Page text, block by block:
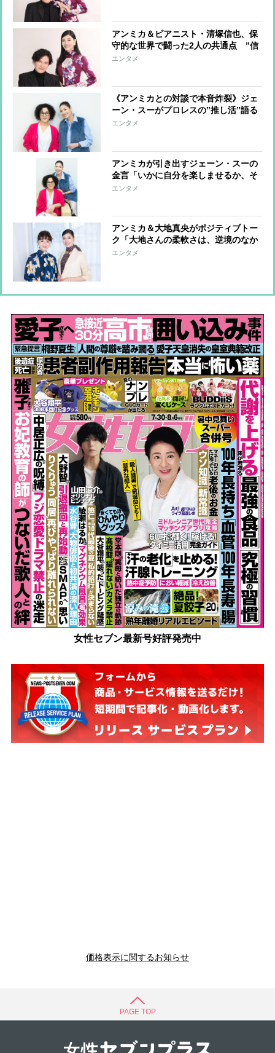
アンミカ＆ピアニスト・清塚信也、保
守的な世界で闘った2人の共通点 ”信
じる道を貫き、その世界の常識を変え
エンタメ
《アンミカとの対談で本音炸裂》ジェ
ーン・スーがプロレスの”推し活”語る
「人間って一生懸命になるのをこんな
エンタメ
アンミカが引き出すジェーン・スーの
金言「いかに自分を楽しませるか、そ
れが人生のテーマ」「昔もいまも夢は
エンタメ
アンミカ＆大地真央がポジティブトー
ク「大地さんの柔軟さは、逆境のなか
で幸運に出会える強さ」「乗り越えら
エンタメ
女性セブン最新号好評発売中
価格表示に関するお知らせ
PAGE TOP